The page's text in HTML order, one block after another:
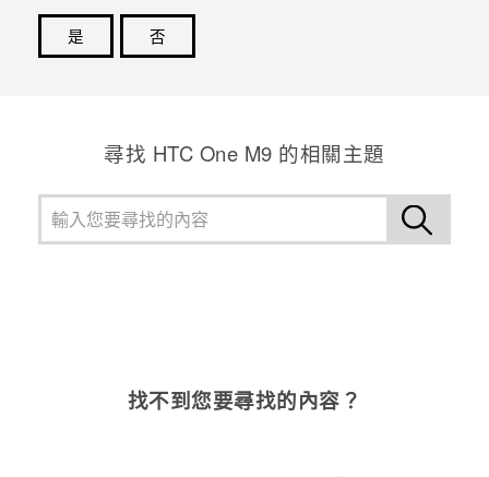
是
否
尋找 HTC One M9 的相關主題
找不到您要尋找的內容？